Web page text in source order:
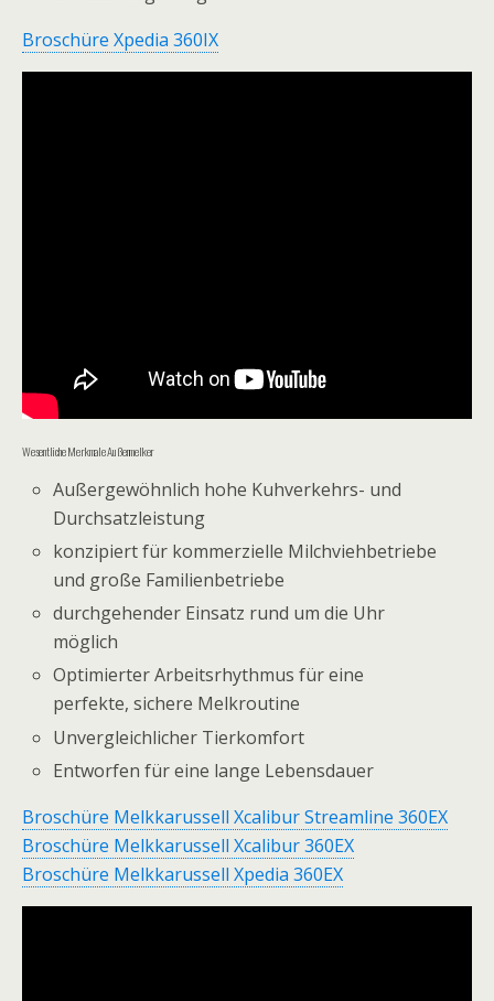
Broschüre Xpedia 360IX
Wesentliche Merkmale Außenmelker
Außergewöhnlich hohe Kuhverkehrs- und
Durchsatzleistung
konzipiert für kommerzielle Milchviehbetriebe
und große Familienbetriebe
durchgehender Einsatz rund um die Uhr
möglich
Optimierter Arbeitsrhythmus für eine
perfekte, sichere Melkroutine
Unvergleichlicher Tierkomfort
Entworfen für eine lange Lebensdauer
Broschüre Melkkarussell Xcalibur Streamline 360EX
Broschüre Melkkarussell Xcalibur 360EX
Broschüre Melkkarussell Xpedia 360EX